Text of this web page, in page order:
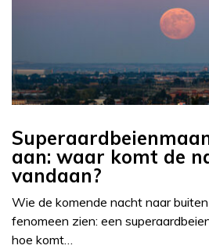
aan: waar komt de
vandaan?
Wie de komende nacht naar
fenomeen zien: een
hoe komt…